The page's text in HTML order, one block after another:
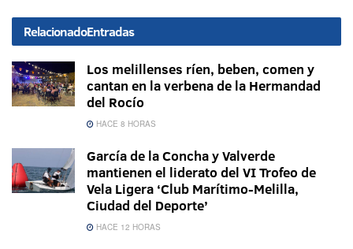
RelacionadoEntradas
Los melillenses ríen, beben, comen y
cantan en la verbena de la Hermandad
del Rocío
HACE 8 HORAS
García de la Concha y Valverde
mantienen el liderato del VI Trofeo de
Vela Ligera ‘Club Marítimo-Melilla,
Ciudad del Deporte’
HACE 12 HORAS